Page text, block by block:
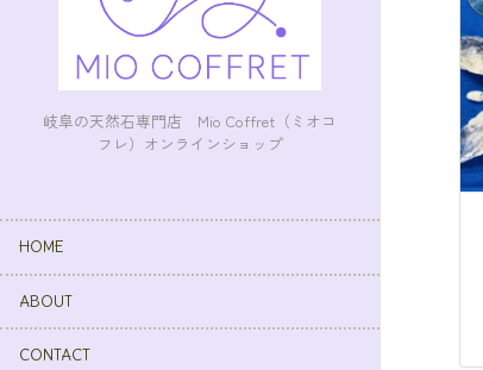
岐阜の天然石専門店 Mio Coffret（ミオコ
フレ）オンラインショップ
HOME
ABOUT
CONTACT